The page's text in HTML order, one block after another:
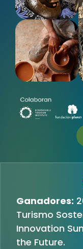
Ganadores:
Turismo
Innovation
the Future.